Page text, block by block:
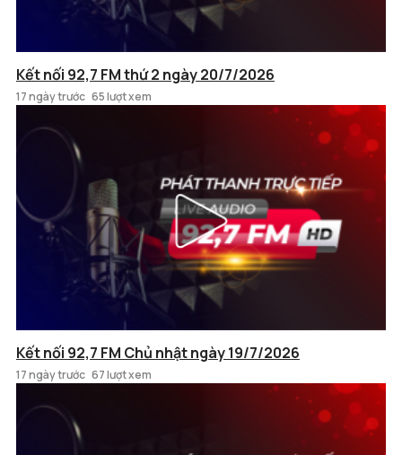
Kết nối 92,7 FM thứ 2 ngày 20/7/2026
17 ngày trước 65 lượt xem
Kết nối 92,7 FM Chủ nhật ngày 19/7/2026
17 ngày trước 67 lượt xem